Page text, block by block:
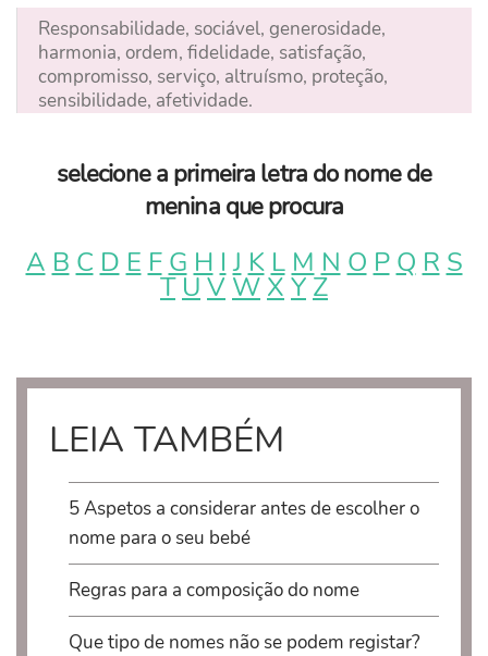
Responsabilidade, sociável, generosidade,
harmonia, ordem, fidelidade, satisfação,
compromisso, serviço, altruísmo, proteção,
sensibilidade, afetividade.
selecione a primeira letra do nome de
menina que procura
A B C D E F G H I J K L M N O P Q R S
TUVW XYZ
LEIA TAMBÉM
5 Aspetos a considerar antes de escolher o
nome para o seu bebé
Regras para a composição do nome
Que tipo de nomes não se podem registar?